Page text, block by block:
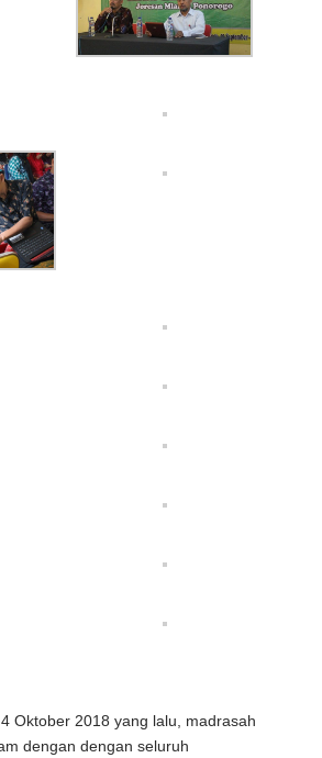
Oktober 2018 yang lalu, madrasah
dengan dengan seluruh